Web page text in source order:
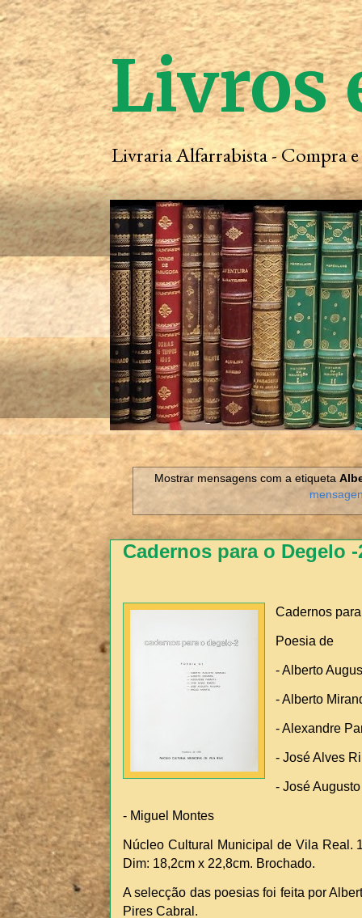
Livros
Livraria Alfarrabista - Compra
Mostrar mensagens com a etiqueta
Cadernos para o Degelo -
Cadernos
Poesia de
- Alberto
- Alberto
- Alexandre
- José Alves
- José
- Miguel Montes
Núcleo Cultural Municipal de Vila Real.
Dim: 18,2cm x 22,8cm. Brochado.
A selecção das poesias foi feita por
Pires Cabral.